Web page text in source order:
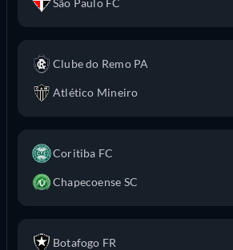
São Paulo FC
Clube do Remo PA
Atlético Mineiro
Coritiba FC
Chapecoense SC
Botafogo FR